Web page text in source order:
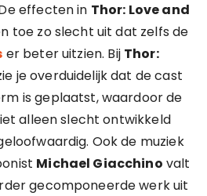
effecten in Thor: Love and
toe zo slecht uit dat zelfs de
er beter uitzien. Bij Thor:
je overduidelijk dat de cast
is geplaatst, waardoor de
alleen slecht ontwikkeld
Ook de muziek
Michael Giacchino valt
gecomponeerde werk uit